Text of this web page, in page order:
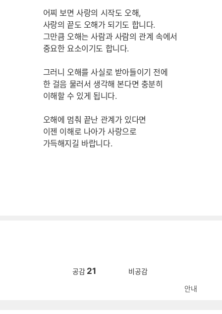
어찌 보면 사랑의 시작도 오해,
사랑의 끝도 오해가 되기도 합니다.
그만큼 오해는 사람과 사람의 관계 속에서
중요한 요소이기도 합니다.
그러니 오해를 사실로 받아들이기 전에
한 걸음 물러서 생각해 본다면 충분히
이해할 수 있게 됩니다.
오해에 멈춰 끝난 관계가 있다면
이젠 이해로 나아가 사랑으로
가득해지길 바랍니다.
공감 21 비공감
안내